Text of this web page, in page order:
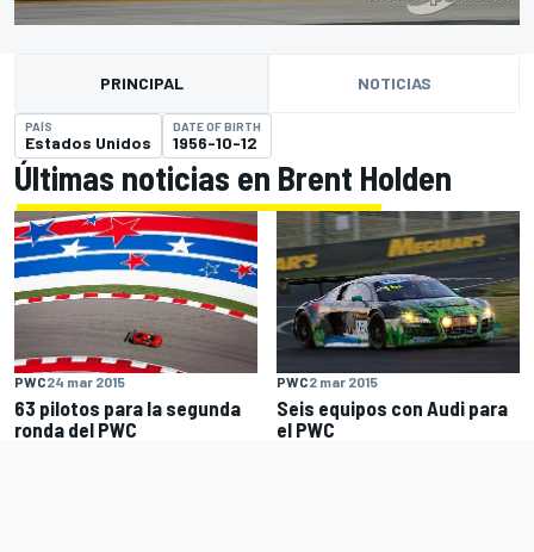
PRINCIPAL NOTICIAS
PAÍS
Estados Unidos
DATE OF BIRTH
1956-10-12
Últimas noticias en Brent Holden
PWC24 mar 2015
63 pilotos para la segunda
ronda del PWC
PWC2 mar 2015
Seis equipos con Audi para
el PWC